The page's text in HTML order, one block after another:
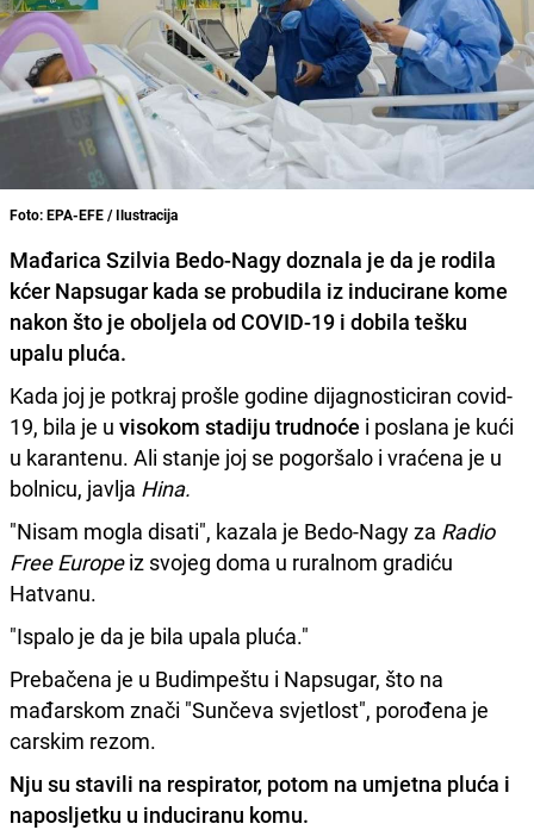
Foto: EPA-EFE / Ilustracija
Mađarica Szilvia Bedo-Nagydoznala je da je rodila
kćer Napsugar kada se probudila iz inducirane kome
nakon što je oboljela od COVID-19 i dobila tešku
upalu pluća.
Kada joj je potkraj prošle godine dijagnosticiran covid-
19, bila je u visokom stadiju trudnoće i poslana je kući
u karantenu. Ali stanje joj se pogoršalo i vraćena je u
bolnicu, javlja Hina.
"Nisam mogla disati", kazala je Bedo-Nagy za Radio
Free Europeiz svojeg doma u ruralnom gradiću
Hatvanu.
"Ispalo je da je bila upala pluća."
Prebačena je u Budimpeštu i Napsugar, što na
mađarskom znači "Sunčeva svjetlost", porođena je
carskim rezom.
Nju su stavili na respirator, potom na umjetna pluća i
naposljetku u induciranu komu.